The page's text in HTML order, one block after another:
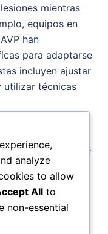
mientras
equipos en
han
para adaptarse
incluyen ajustar
utilizar técnicas
han adoptado
transiciones
lesionado.
de
el
para
analyze
to allow
All to
non-essential